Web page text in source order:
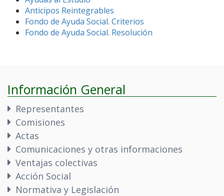
Anticipos Reintegrables
Fondo de Ayuda Social. Criterios
Fondo de Ayuda Social. Resolución
Información General
Representantes
Comisiones
Actas
Comunicaciones y otras informaciones
Ventajas colectivas
Acción Social
Normativa y Legislación